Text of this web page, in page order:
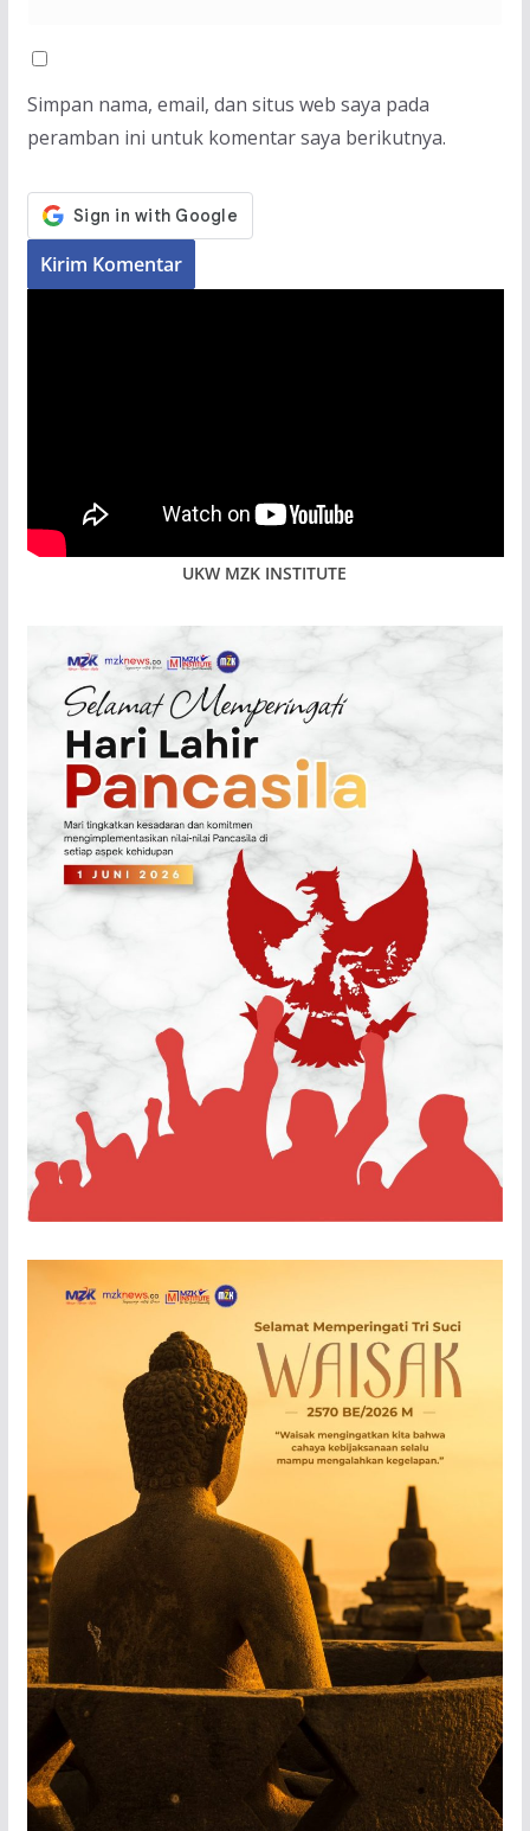
Simpan nama, email, dan situs web saya pada
peramban ini untuk komentar saya berikutnya.
UKW MZK INSTITUTE